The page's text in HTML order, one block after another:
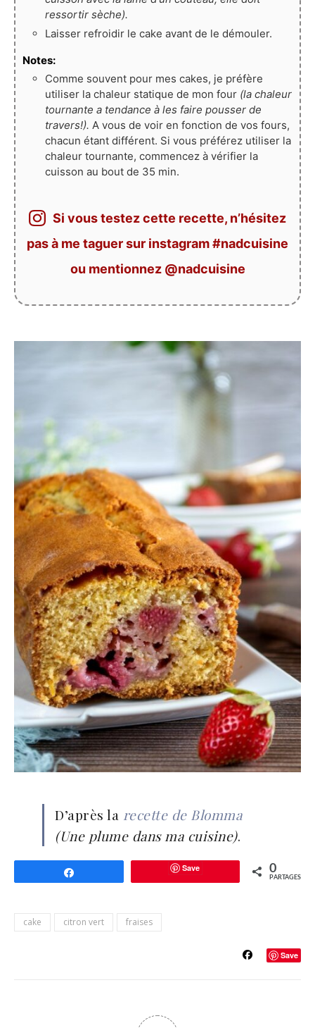
ressortir sèche).
Laisser refroidir le cake avant de le démouler.
Notes:
Comme souvent pour mes cakes, je préfère
utiliser la chaleur statique de mon four (la chaleur
tournante a tendance à les faire pousser de
travers!). A vous de voir en fonction de vos fours,
chacun étant différent. Si vous préférez utiliser la
chaleur tournante, commencez à vérifier la
cuisson au bout de 35 min.
Si vous testez cette recette, n’hésitez
pas à me taguer sur instagram #nadcuisine
ou mentionnez @nadcuisine
D’après la recette de Blomma
(Une plume dans ma cuisine).
Save 0
PARTAGES
cake citron vert fraises
Save